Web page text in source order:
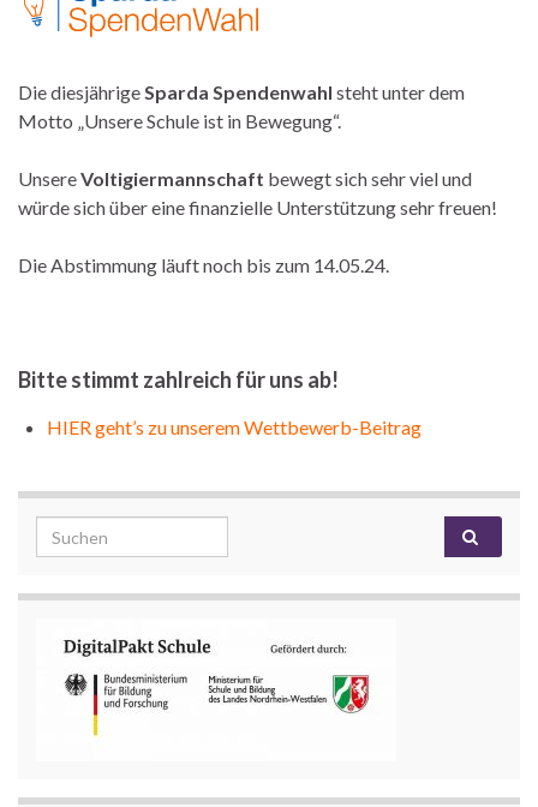
Die diesjährigeSparda Spendenwahl steht unter dem
Motto „Unsere Schule ist in Bewegung“.
UnsereVoltigiermannschaft bewegt sich sehr viel und
würde sich über eine finanzielle Unterstützung sehr freuen!
Die Abstimmung läuft noch bis zum 14.05.24.
Bitte stimmt zahlreich für uns ab!
HIER geht’s zu unserem Wettbewerb-Beitrag
Search for: